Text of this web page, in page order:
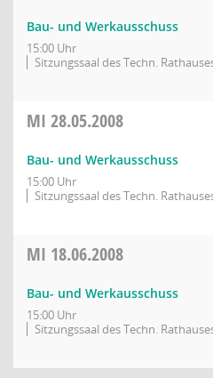
Bau- und Werkausschuss
15:00 Uhr
Sitzungssaal des Techn.
MI 28.05.2008
Bau- und Werkausschuss
15:00 Uhr
Sitzungssaal des Techn.
MI 18.06.2008
Bau- und Werkausschuss
15:00 Uhr
Sitzungssaal des Techn.